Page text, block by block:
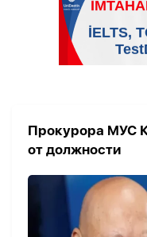
Прокурора МУС
от должности